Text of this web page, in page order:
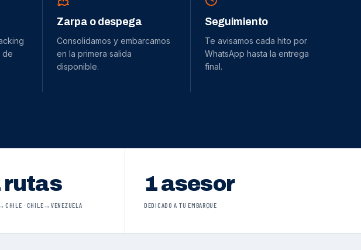
de
Zarpa o despega
Consolidamos y embarcamos
en la primera salida
disponible.
Seguimiento
Te avisamos cada hito por
WhatsApp hasta la entrega
final.
rutas
· CHILE→VENEZUELA
1 asesor
DEDICADO A TU EMBARQUE